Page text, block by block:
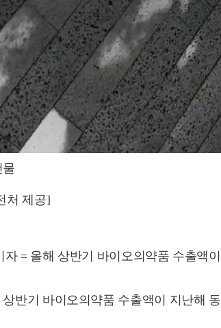
물
처 제공]
= 올해 상반기 바이오의약품 수출액
반기 바이오의약품 수출액이 지난해